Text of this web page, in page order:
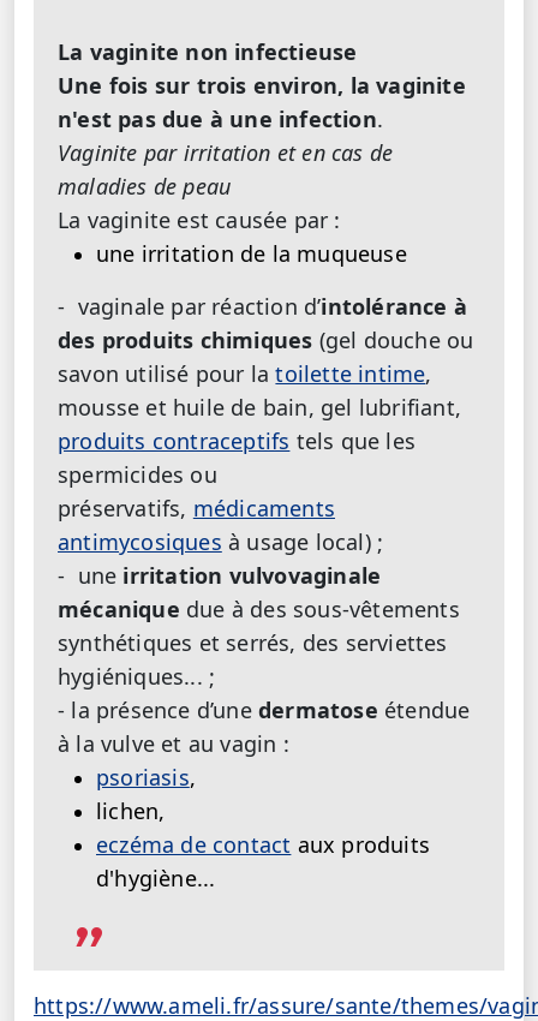
La vaginite non infectieuse
Une fois sur trois environ, la vaginite
n'est pas due à une infection.
Vaginite par irritation et en cas de
maladies de peau
La vaginite est causée par :
une irritation de la muqueuse
- vaginale par réaction d’intolérance à
des produits chimiques (gel douche ou
savon utilisé pour latoilette intime,
mousse et huile de bain, gel lubrifiant,
produits contraceptifs tels que les
spermicides ou
préservatifs, médicaments
antimycosiques à usage local) ;
- une irritation vulvovaginale
mécanique due à des sous-vêtements
synthétiques et serrés, des serviettes
hygiéniques... ;
- la présence d’une dermatose étendue
à la vulve et au vagin :
psoriasis,
lichen,
eczéma de contact aux produits
d'hygiène...
https://www.ameli.fr/assure/sante/themes/